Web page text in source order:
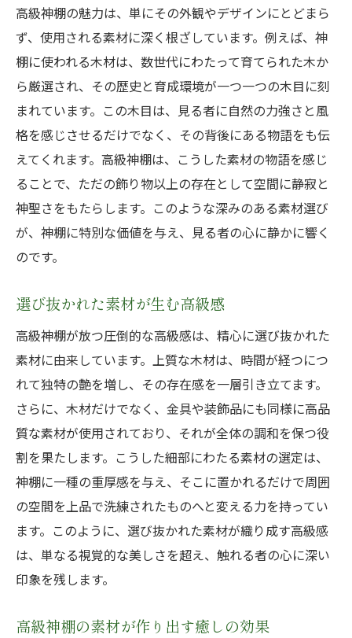
高級神棚の魅力は、単にその外観やデザインにとどまら
ず、使用される素材に深く根ざしています。例えば、神
棚に使われる木材は、数世代にわたって育てられた木か
ら厳選され、その歴史と育成環境が一つ一つの木目に刻
まれています。この木目は、見る者に自然の力強さと風
格を感じさせるだけでなく、その背後にある物語をも伝
えてくれます。高級神棚は、こうした素材の物語を感じ
ることで、ただの飾り物以上の存在として空間に静寂と
神聖さをもたらします。このような深みのある素材選び
が、神棚に特別な価値を与え、見る者の心に静かに響く
のです。
選び抜かれた素材が生む高級感
高級神棚が放つ圧倒的な高級感は、精心に選び抜かれた
素材に由来しています。上質な木材は、時間が経つにつ
れて独特の艶を増し、その存在感を一層引き立てます。
さらに、木材だけでなく、金具や装飾品にも同様に高品
質な素材が使用されており、それが全体の調和を保つ役
割を果たします。こうした細部にわたる素材の選定は、
神棚に一種の重厚感を与え、そこに置かれるだけで周囲
の空間を上品で洗練されたものへと変える力を持ってい
ます。このように、選び抜かれた素材が織り成す高級感
は、単なる視覚的な美しさを超え、触れる者の心に深い
印象を残します。
高級神棚の素材が作り出す癒しの効果